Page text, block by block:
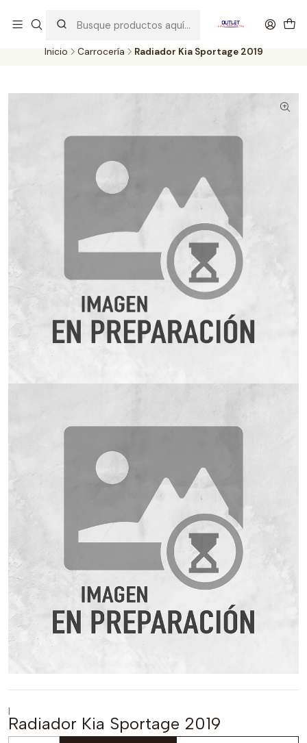
probados con altos estándares de calidad.
Inicio Carrocería Radiador Kia Sportage 2019
|
Radiador Kia Sportage 2019